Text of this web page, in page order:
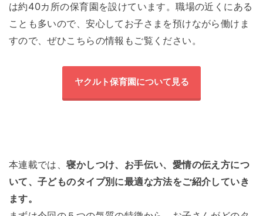
は約40カ所の保育園を設けています。職場の近くにある
ことも多いので、安心してお子さまを預けながら働けま
すので、ぜひこちらの情報もご覧ください。
ヤクルト保育園について見る
本連載では、寝かしつけ、お手伝い、愛情の伝え方につ
いて、子どものタイプ別に最適な方法をご紹介していき
ます。